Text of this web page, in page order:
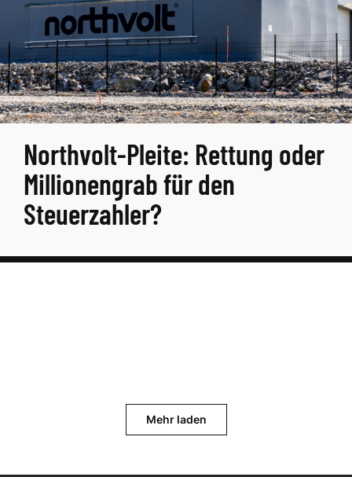
Northvolt-Pleite: Rettung oder
Millionengrab für den
Steuerzahler?
Mehr laden